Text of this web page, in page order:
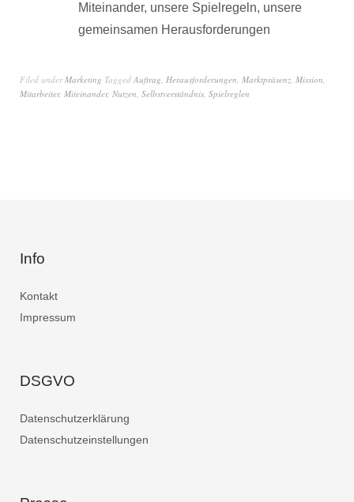
Miteinander, unsere Spielregeln, unsere
gemeinsamen Herausforderungen
Filed underMarketing Tagged Auftrag, Herausforderungen, Marktpräsenz, Mission,
Mitarbeiter, Miteinander, Nutzen, Selbstverständnis, Spielreglen
Info
Kontakt
Impressum
DSGVO
Datenschutzerklärung
Datenschutzeinstellungen